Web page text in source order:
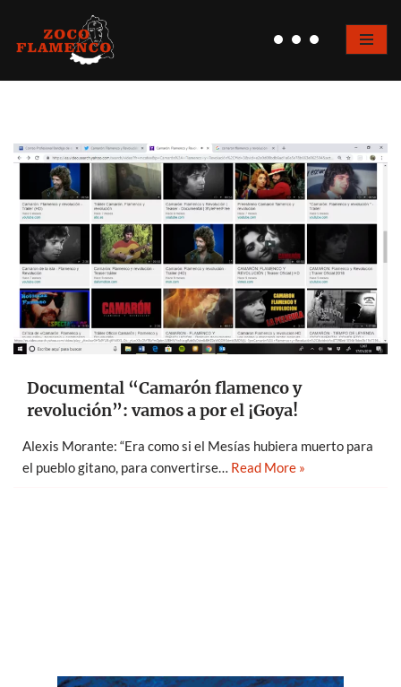
Saltar
Documental “Camarón flamenco y
revolución”: vamos a por el ¡Goya!
Alexis Morante: “Era como si el Mesías hubiera muerto para
el pueblo gitano, para convertirse… Read More »